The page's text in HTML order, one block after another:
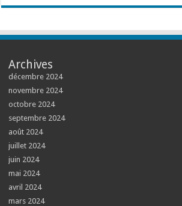
Archives
décembre 2024
novembre 2024
octobre 2024
septembre 2024
août 2024
juillet 2024
juin 2024
mai 2024
avril 2024
mars 2024